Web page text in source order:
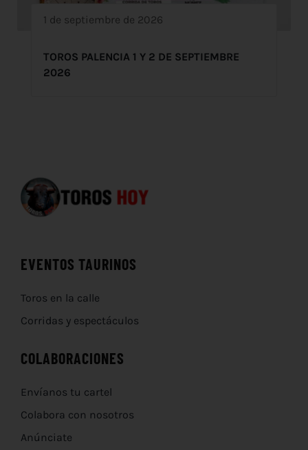
1 de septiembre de 2026
TOROS PALENCIA 1 Y 2 DE SEPTIEMBRE
2026
EVENTOS TAURINOS
Toros en la calle
Corridas y espectáculos
COLABORACIONES
Envíanos tu cartel
Colabora con nosotros
Anúnciate